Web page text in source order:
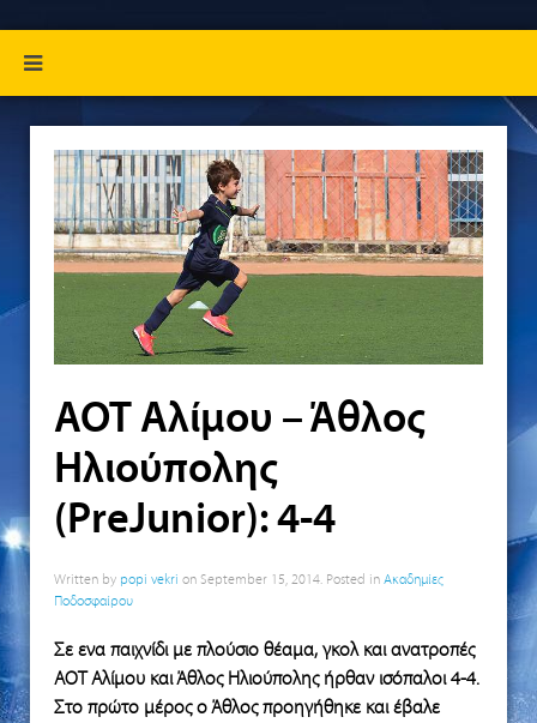
ΑΟΤ Αλίμου – Άθλος
Ηλιούπολης
(PreJunior): 4-4
Written by popi vekri on September 15, 2014. Posted in Ακαδημίες
Ποδοσφαίρου
Σε ενα παιχνίδι με πλούσιο θέαμα, γκολ και ανατροπές
ΑΟΤ Αλίμου και Άθλος Ηλιούπολης ήρθαν ισόπαλοι 4-4.
Στο πρώτο μέρος ο Άθλος προηγήθηκε και έβαλε